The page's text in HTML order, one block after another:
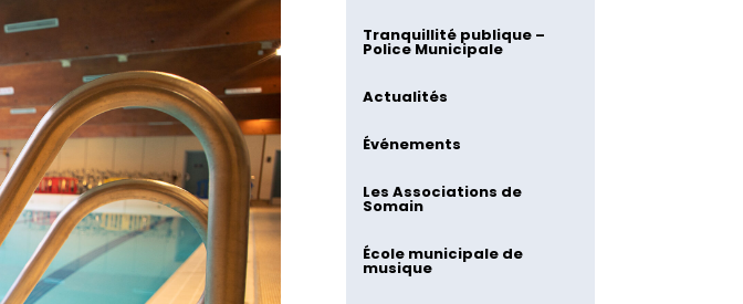
Tranquillité publique –
Police Municipale
Actualités
Événements
Les Associations de
Somain
École municipale de
musique